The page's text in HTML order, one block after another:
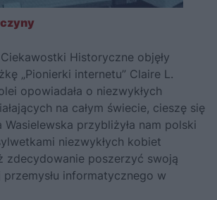
Historyczne objęły
„Pionierki internetu” Claire L.
opowiadała o niezwykłych
na całym świecie, cieszę się
Wasielewska przybliżyła nam polski
niezwykłych kobiet
zdecydowanie poszerzyć swoją
informatycznego w